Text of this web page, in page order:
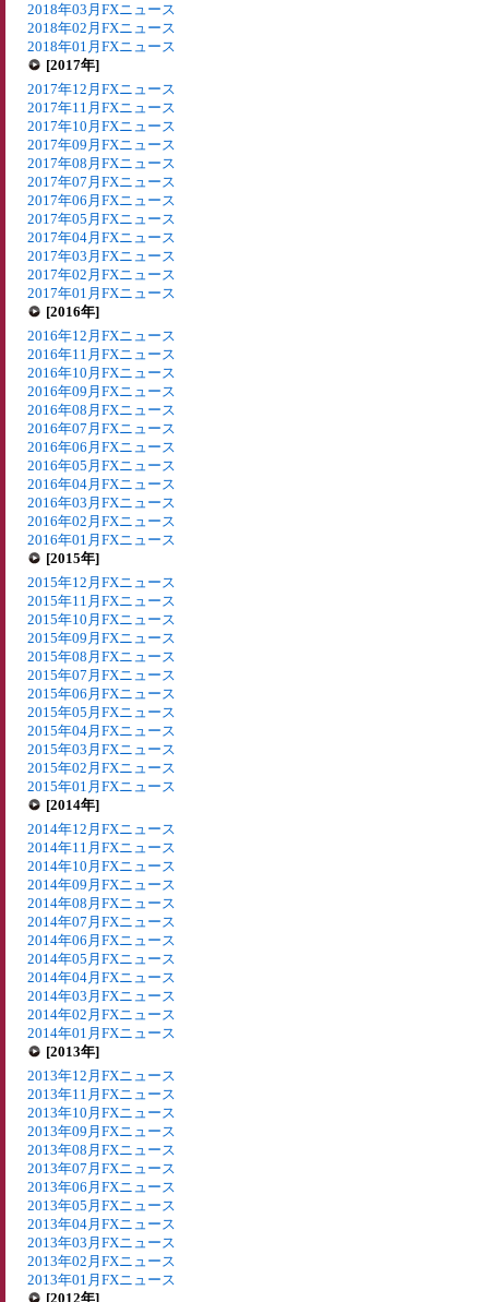
2018年03月FXニュース
2018年02月FXニュース
2018年01月FXニュース
[2017年]
2017年12月FXニュース
2017年11月FXニュース
2017年10月FXニュース
2017年09月FXニュース
2017年08月FXニュース
2017年07月FXニュース
2017年06月FXニュース
2017年05月FXニュース
2017年04月FXニュース
2017年03月FXニュース
2017年02月FXニュース
2017年01月FXニュース
[2016年]
2016年12月FXニュース
2016年11月FXニュース
2016年10月FXニュース
2016年09月FXニュース
2016年08月FXニュース
2016年07月FXニュース
2016年06月FXニュース
2016年05月FXニュース
2016年04月FXニュース
2016年03月FXニュース
2016年02月FXニュース
2016年01月FXニュース
[2015年]
2015年12月FXニュース
2015年11月FXニュース
2015年10月FXニュース
2015年09月FXニュース
2015年08月FXニュース
2015年07月FXニュース
2015年06月FXニュース
2015年05月FXニュース
2015年04月FXニュース
2015年03月FXニュース
2015年02月FXニュース
2015年01月FXニュース
[2014年]
2014年12月FXニュース
2014年11月FXニュース
2014年10月FXニュース
2014年09月FXニュース
2014年08月FXニュース
2014年07月FXニュース
2014年06月FXニュース
2014年05月FXニュース
2014年04月FXニュース
2014年03月FXニュース
2014年02月FXニュース
2014年01月FXニュース
[2013年]
2013年12月FXニュース
2013年11月FXニュース
2013年10月FXニュース
2013年09月FXニュース
2013年08月FXニュース
2013年07月FXニュース
2013年06月FXニュース
2013年05月FXニュース
2013年04月FXニュース
2013年03月FXニュース
2013年02月FXニュース
2013年01月FXニュース
[2012年]